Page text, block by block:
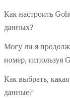
Как настроить
данных?
Могу ли я
номер, используя
Как выбрать,
данные?